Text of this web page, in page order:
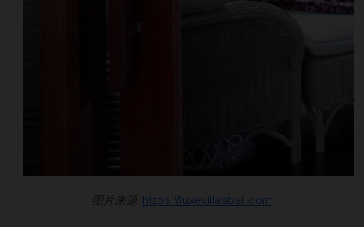
图片来源 https://luxevillasbali.com